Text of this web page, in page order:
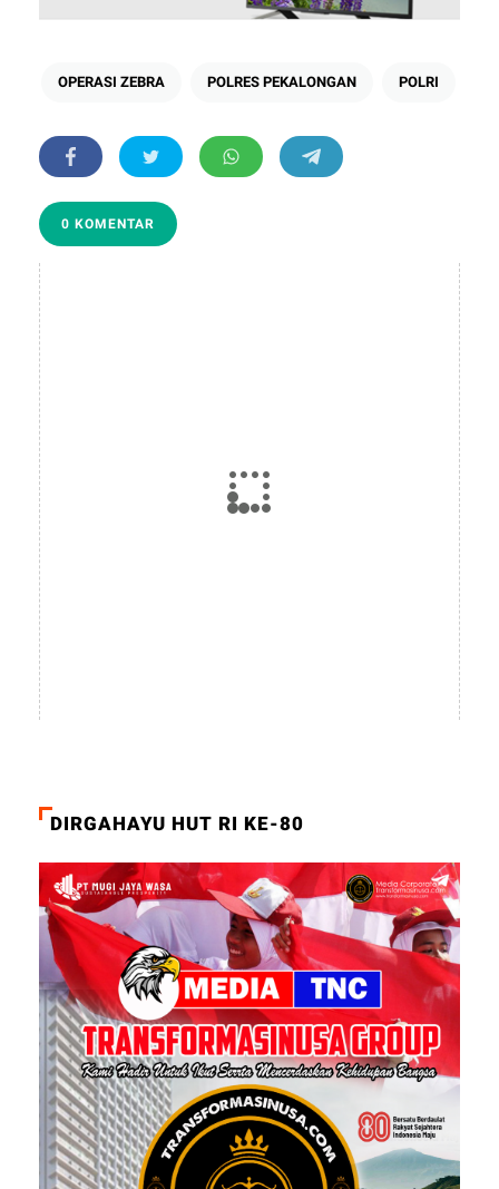
OPERASI ZEBRA POLRES PEKALONGAN POLRI
0 KOMENTAR
DIRGAHAYU HUT RI KE-80